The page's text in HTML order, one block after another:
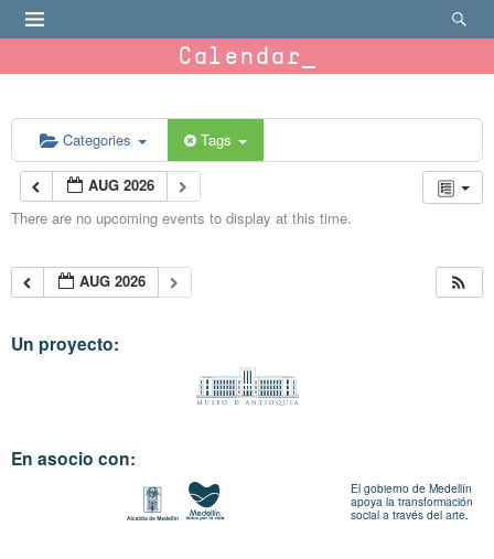
Calendar
Categories Tags
AUG 2026
There are no upcoming events to display at this time.
AUG 2026
Un proyecto:
En asocio con:
El gobierno de Medellín
apoya la transformación
social a través del arte.